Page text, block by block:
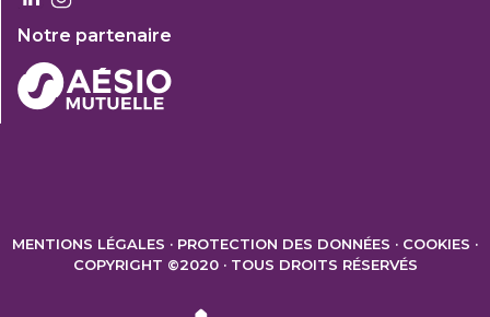
Notre partenaire
MENTIONS LÉGALES PROTECTION DES DONNÉES
COOKIES
COPYRIGHT ©2020 · TOUS DROITS RÉSERVÉS